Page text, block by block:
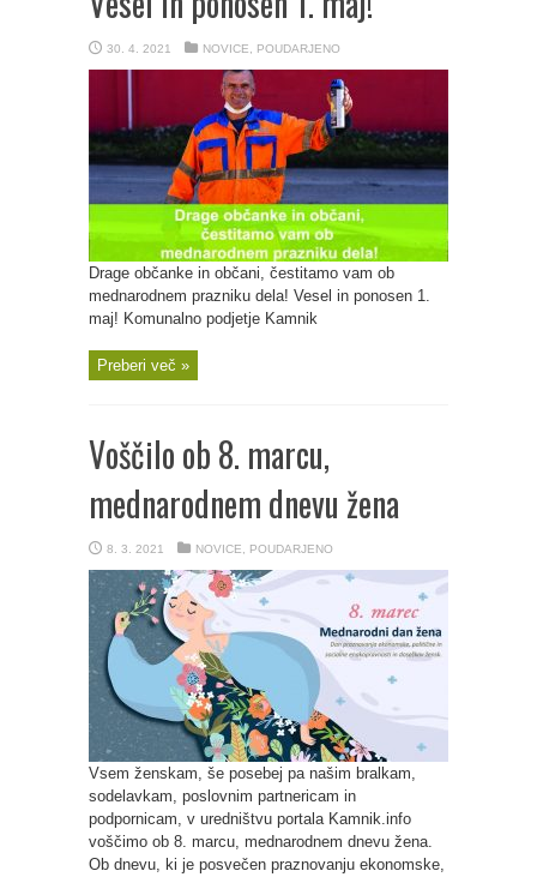
30. 4. 2021 NOVICE POUDARJENO
Drage občanke in občani, čestitamo vam ob
mednarodnem prazniku dela! Vesel in ponosen 1.
maj! Komunalno podjetje Kamnik
Preberi več »
Voščilo ob 8. marcu,
mednarodnem dnevu žena
8. 3. 2021 NOVICE POUDARJENO
Vsem ženskam, še posebej pa našim bralkam,
sodelavkam, poslovnim partnericam in
podpornicam, v uredništvu portala Kamnik.info
voščimo ob 8. marcu, mednarodnem dnevu žena.
Ob dnevu, ki je posvečen praznovanju ekonomske,